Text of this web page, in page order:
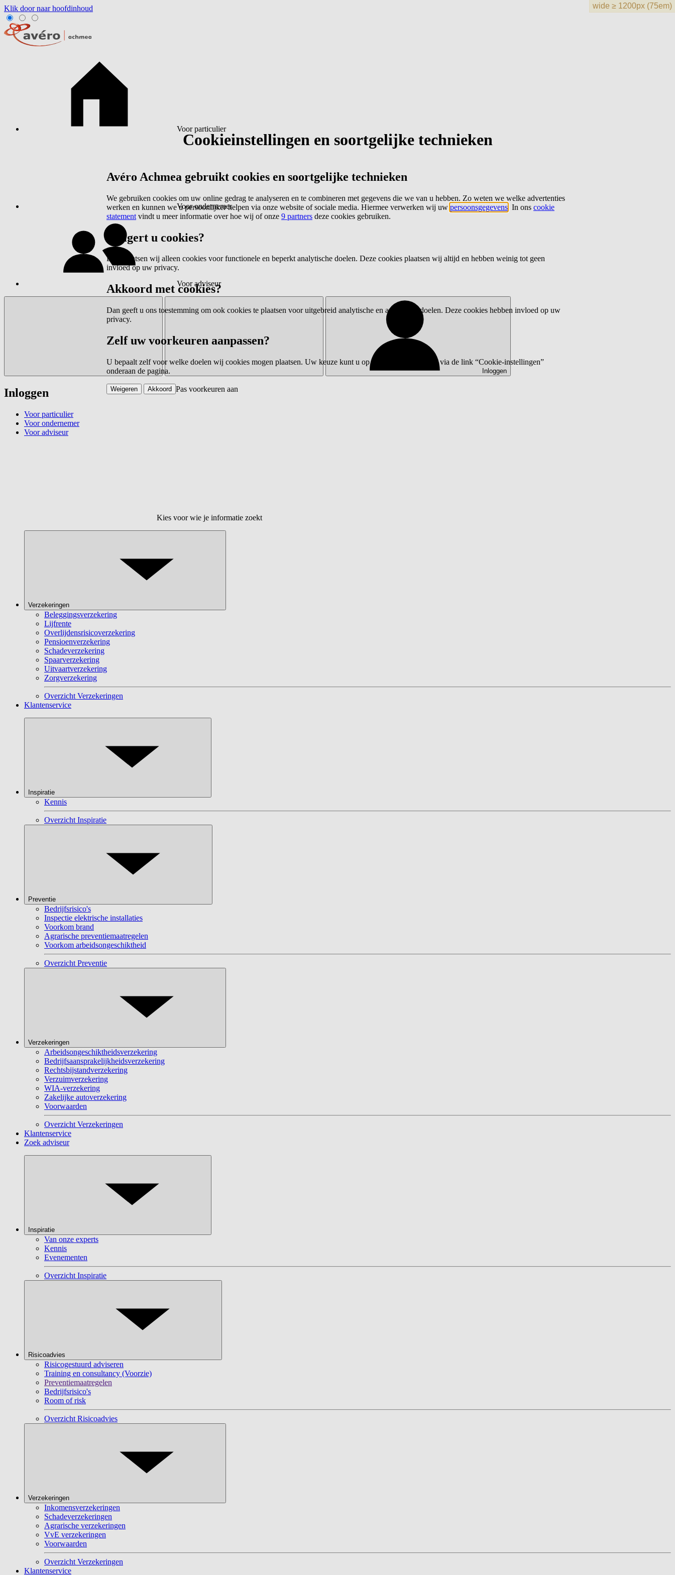
Klik door naar hoofdinhoud
Voor particulier
Voor ondernemer
Voor adviseur
Inloggen
Inloggen
Voor particulier
Voor ondernemer
Voor adviseur
Kies voor wie je informatie zoekt
Verzekeringen
Beleggingsverzekering
Lijfrente
Overlijdensrisicoverzekering
Pensioenverzekering
Schadeverzekering
Spaarverzekering
Uitvaartverzekering
Zorgverzekering
Overzicht Verzekeringen
Klantenservice
Inspiratie
Kennis
Overzicht Inspiratie
Preventie
Bedrijfsrisico's
Inspectie elektrische installaties
Voorkom brand
Agrarische preventiemaatregelen
Voorkom arbeidsongeschiktheid
Overzicht Preventie
Verzekeringen
Arbeidsongeschiktheidsverzekering
Bedrijfsaansprakelijkheidsverzekering
Rechtsbijstandverzekering
Verzuimverzekering
WIA-verzekering
Zakelijke autoverzekering
Voorwaarden
Overzicht Verzekeringen
Klantenservice
Zoek adviseur
Inspiratie
Van onze experts
Kennis
Evenementen
Overzicht Inspiratie
Risicoadvies
Risicogestuurd adviseren
Training en consultancy (Voorzie)
Preventiemaatregelen
Bedrijfsrisico's
Room of risk
Overzicht Risicoadvies
Verzekeringen
Inkomensverzekeringen
Schadeverzekeringen
Agrarische verzekeringen
VvE verzekeringen
Voorwaarden
Overzicht Verzekeringen
Klantenservice
Cookieinstellingen en soortgelijke technieken
Avéro Achmea gebruikt cookies en soortgelijke technieken
We gebruiken cookies om uw online gedrag te analyseren en te combineren met gegevens die we van u hebben. Zo weten we welke advertenties
werken en kunnen we u persoonlijker helpen via onze website of sociale media. Hiermee verwerken wij uw persoonsgegevens . In ons cookie
statement vindt u meer informatie over hoe wij of onze 9 partners deze cookies gebruiken.
Weigert u cookies?
Dan plaatsen wij alleen cookies voor functionele en beperkt analytische doelen. Deze cookies plaatsen wij altijd en hebben weinig tot geen
invloed op uw privacy.
Akkoord met cookies?
Dan geeft u ons toestemming om ook cookies te plaatsen voor uitgebreid analytische en advertentiedoelen. Deze cookies hebben invloed op uw
privacy.
Zelf uw voorkeuren aanpassen?
U bepaalt zelf voor welke doelen wij cookies mogen plaatsen. Uw keuze kunt u op elk moment wijzigen via de link “Cookie-instellingen”
onderaan de pagina.
Pas voorkeuren aan
Weigeren Akkoord